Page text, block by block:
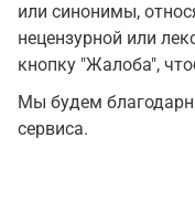
или синонимы,
нецензурной или
кнопку "Жалоба",
Мы будем
сервиса.